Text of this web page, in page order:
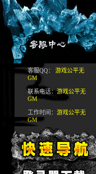
客服QQ：
游戏公平无
GM
联系电话：游戏公平无
GM
工作时间： 游戏公平无
GM